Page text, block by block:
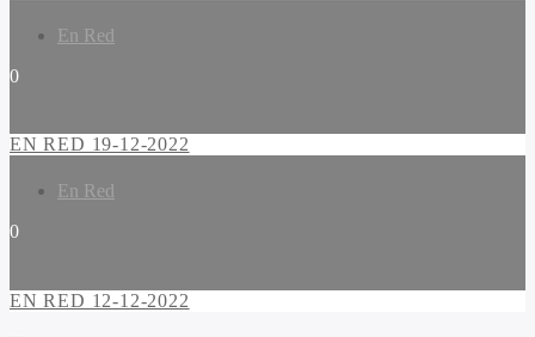
En Red
0
EN RED 19-12-2022
En Red
0
EN RED 12-12-2022